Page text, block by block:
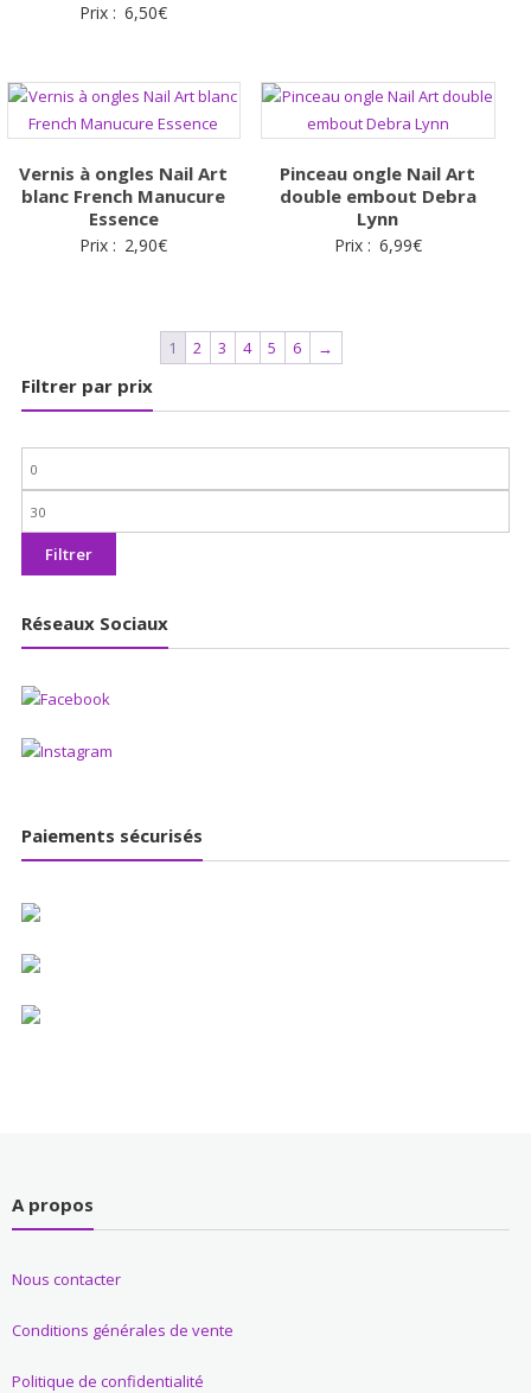
Prix : 6,50€
Vernis à ongles Nail Art
blanc French Manucure
Essence
Prix : 2,90€
Pinceau ongle Nail Art
double embout Debra
Lynn
Prix : 6,99€
1 2 3 4 5 6 →
Filtrer par prix
Prix
min
Prix
max
Filtrer
Réseaux Sociaux
Paiements sécurisés
A propos
Nous contacter
Conditions générales de vente
Politique de confidentialité